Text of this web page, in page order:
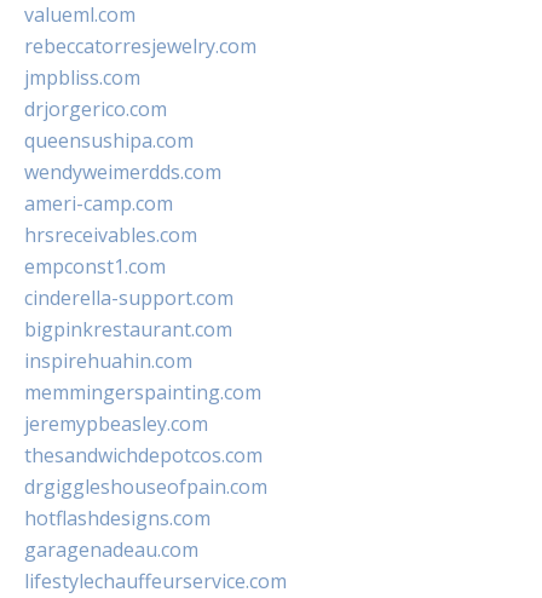
valueml.com
rebeccatorresjewelry.com
jmpbliss.com
drjorgerico.com
queensushipa.com
wendyweimerdds.com
ameri-camp.com
hrsreceivables.com
empconst1.com
cinderella-support.com
bigpinkrestaurant.com
inspirehuahin.com
memmingerspainting.com
jeremypbeasley.com
thesandwichdepotcos.com
drgiggleshouseofpain.com
hotflashdesigns.com
garagenadeau.com
lifestylechauffeurservice.com